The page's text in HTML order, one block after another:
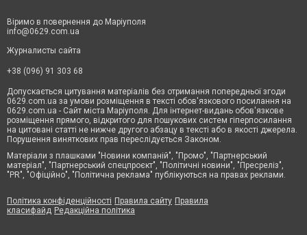
Віримо в повернення до Маріуполя
info@0629.com.ua
Журналисты сайта
+38 (096) 91 303 68
Допускається цитування матеріалів без отримання попередньої згоди
0629.com.ua за умови розміщення в тексті обов'язкового посилання на
0629.com.ua - Сайт міста Маріуполя. Для інтернет-видань обов'язкове
розміщення прямого, відкритого для пошукових систем гіперпосилання
на цитовані статті не нижче другого абзацу в тексті або в якості джерела.
Порушення виняткових прав переслідується Законом.
Матеріали з плашками "Новини компаній", "Промо", "Партнерський
матеріал", "Партнерський спецпроєкт", "Політичні новини", "Пресреліз",
"PR", "Офіційно", "Політична реклама" публікуються на правах реклами.
Політика конфіденційності Правила сайту Правила
класифайд Редакційна політика